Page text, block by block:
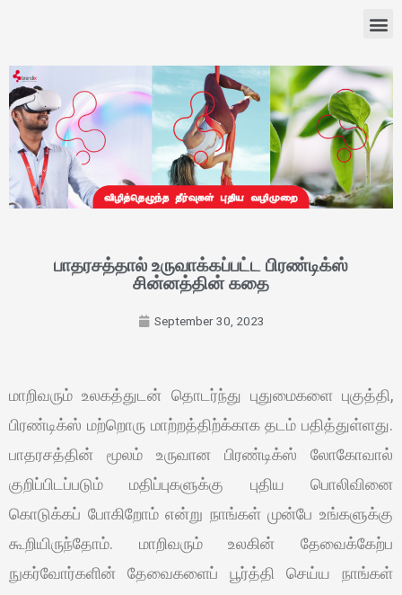
பாதரசத்தால் உருவாக்கப்பட்ட பிரண்டிக்ஸ்
சின்னத்தின் கதை
September 30, 2023
மாறிவரும் உலகத்துடன் தொடர்ந்து புதுமைகளை புகுத்தி,
பிரண்டிக்ஸ் மற்றொரு மாற்றத்திற்க்காக தடம் பதித்துள்ளது.
பாதரசத்தின் மூலம் உருவான பிரண்டிக்ஸ் லோகோவால்
குறிப்பிடப்படும் மதிப்புகளுக்கு புதிய பொலிவினை
கொடுக்கப் போகிறோம் என்று நாங்கள் முன்பே உங்களுக்கு
கூறியிருந்தோம். மாறிவரும் உலகின் தேவைக்கேற்ப
நுகர்வோர்களின் தேவைகளைப் பூர்த்தி செய்ய நாங்கள்